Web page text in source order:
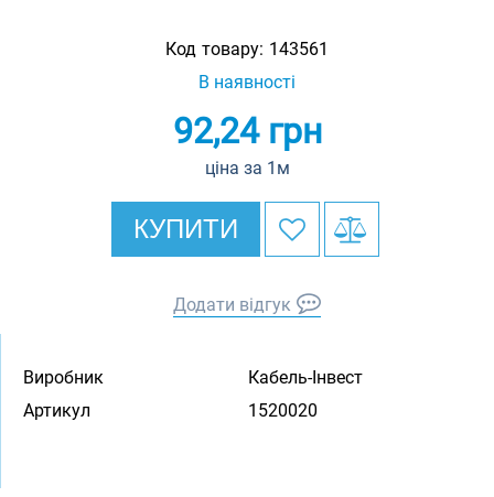
Код товару: 143561
В наявності
92,24грн
ціна за 1м
КУПИТИ
Додати відгук
Виробник
Кабель-Інвест
Артикул
1520020